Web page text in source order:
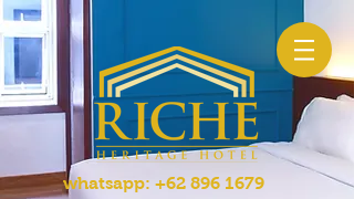
whatsapp: +62 896 1679